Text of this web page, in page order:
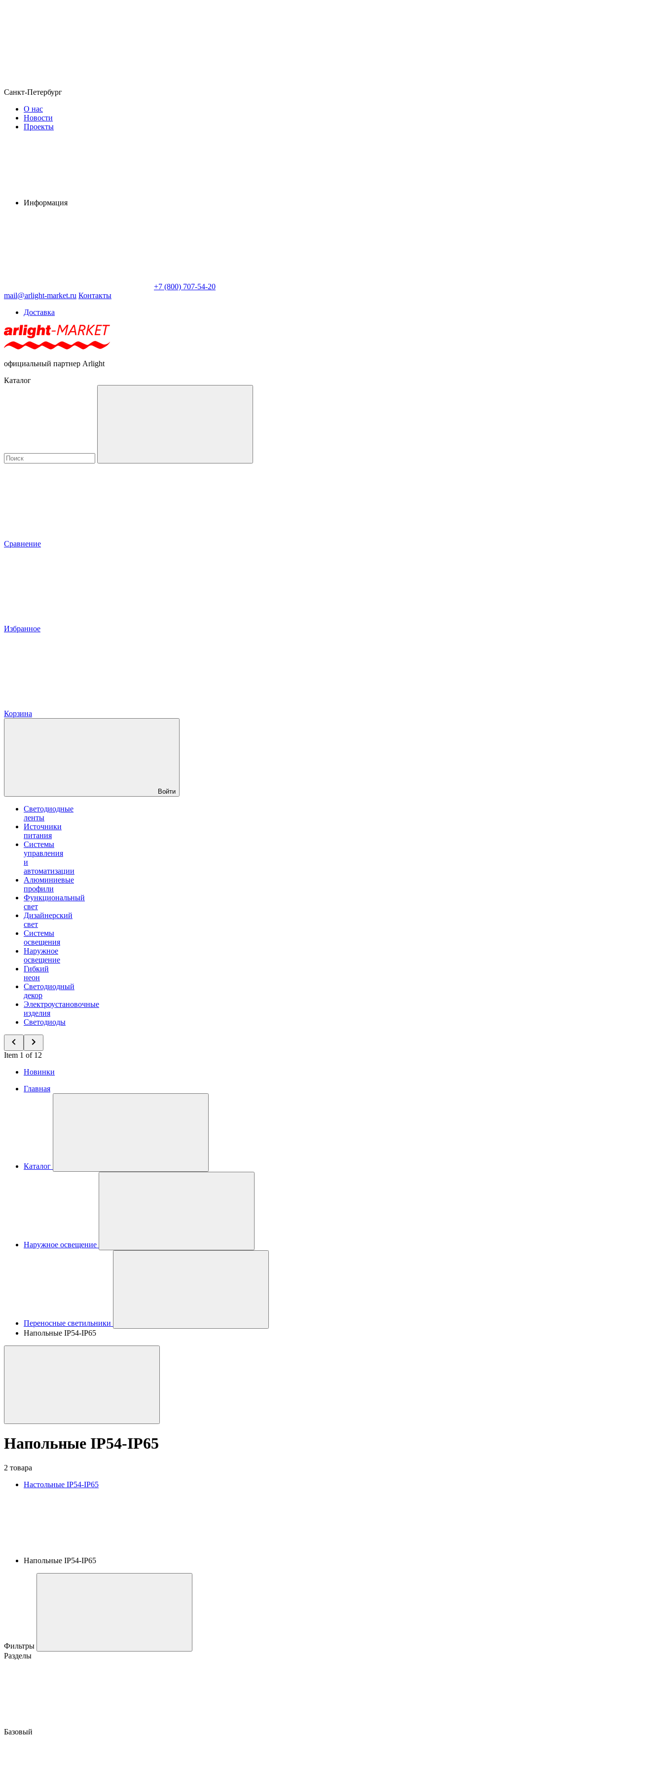
Санкт-Петербург
О нас
Новости
Проекты
Информация
+7 (800) 707-54-20
mail@arlight-market.ru Контакты
Доставка
официальный партнер Arlight
Каталог
Сравнение
Избранное
Корзина
Войти
Светодиодные
ленты
Источники
питания
Системы
управления
и
автоматизации
Алюминиевые
профили
Функциональный
свет
Дизайнерский
свет
Системы
освещения
Наружное
освещение
Гибкий
неон
Светодиодный
декор
Электроустановочные
изделия
Светодиоды
Item 1 of 12
Новинки
Главная
Каталог
Наружное освещение
Переносные светильники
Напольные IP54-IP65
Напольные IP54-IP65
2 товара
Настольные IP54-IP65
Напольные IP54-IP65
Фильтры
Разделы
Базовый